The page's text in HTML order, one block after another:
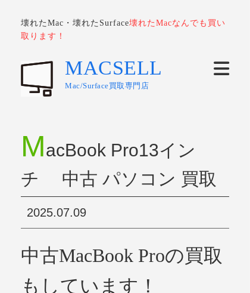
壊れたMac・壊れたSurface壊れたMacなんでも買い
取ります！
MACSELL
Mac/Surface買取専門店
MacBook Pro13イン
チ 中古 パソコン 買取
2025.07.09
中古MacBook Proの買取
もしています！